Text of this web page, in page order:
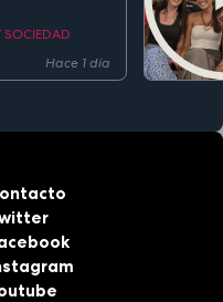
SOCIEDAD
Hace 1 día